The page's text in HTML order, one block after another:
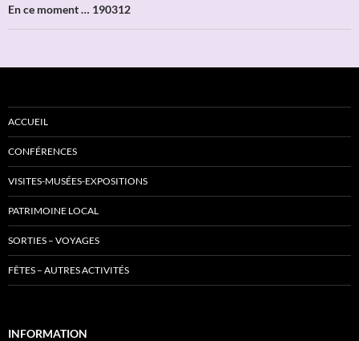
En ce moment … 190312
ACCUEIL
CONFÉRENCES
VISITES-MUSÉES-EXPOSITIONS
PATRIMOINE LOCAL
SORTIES – VOYAGES
FÊTES – AUTRES ACTIVITÉS
INFORMATION